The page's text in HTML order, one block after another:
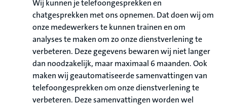
Wij kunnen je telefoongesprekken en
chatgesprekken met ons opnemen. Dat doen wij om
onze medewerkers te kunnen trainen en om
analyses te maken om zo onze dienstverlening te
verbeteren. Deze gegevens bewaren wij niet langer
dan noodzakelijk, maar maximaal 6 maanden. Ook
maken wij geautomatiseerde samenvattingen van
telefoongesprekken om onze dienstverlening te
verbeteren. Deze samenvattingen worden wel